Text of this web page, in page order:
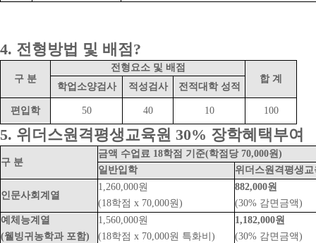
4. 전형방법 및 배점?
구 분
전형요소 및 배점
합 계
학업소양검사 적성검사 전적대학 성적
편입학 50 40 10 100
5. 위더스원격평생교육원 30% 장학혜택부여
구 분
금액 수업료 18학점 기준(학점당 70,000원)
일반입학
위더스원격평생교
인문사회계열
1,260,000원
882,000원
(18학점 x 70,000원)
(30% 감면금액)
예체능계열
1,560,000원
1,182,000원
(웰빙귀농학과 포함)
(18학점 x 70,000원 특화비)
(30% 감면금액)